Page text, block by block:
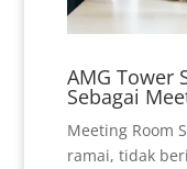
AMG Tower
Sebagai
Meeting Room
ramai, tidak